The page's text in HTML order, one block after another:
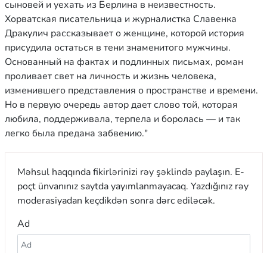
сыновей и уехать из Берлина в неизвестность.
Хорватская писательница и журналистка Славенка
Дракулич рассказывает о женщине, которой история
присудила остаться в тени знаменитого мужчины.
Основанный на фактах и подлинных письмах, роман
проливает свет на личность и жизнь человека,
изменившего представления о пространстве и времени.
Но в первую очередь автор дает слово той, которая
любила, поддерживала, терпела и боролась — и так
легко была предана забвению."
Məhsul haqqında fikirlərinizi rəy şəklində paylaşın. E-
poçt ünvanınız saytda yayımlanmayacaq. Yazdığınız rəy
moderasiyadan keçdikdən sonra dərc ediləcək.
Ad